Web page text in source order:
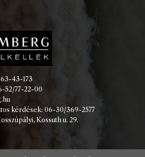
43-173
52/77-22-00
kérdések: 06-30/369-2577
Kossuth u. 29.